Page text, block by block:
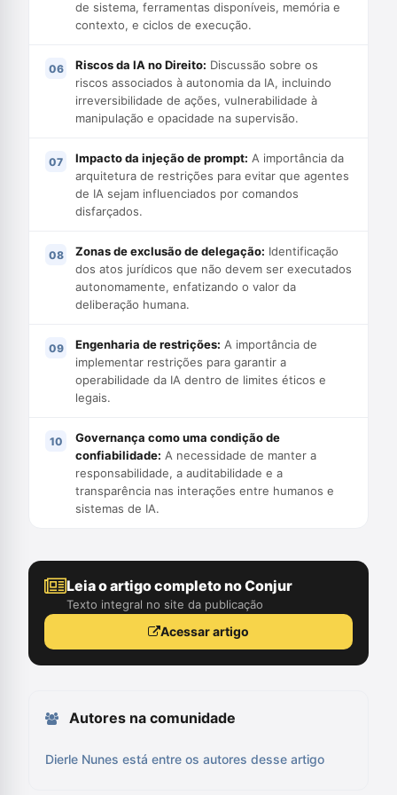
de sistema, ferramentas disponíveis, memória e
contexto, e ciclos de execução.
Riscos da IA no Direito: Discussão sobre os
riscos associados à autonomia da IA, incluindo
irreversibilidade de ações, vulnerabilidade à
manipulação e opacidade na supervisão.
Impacto da injeção de prompt: A importância da
arquitetura de restrições para evitar que agentes
de IA sejam influenciados por comandos
disfarçados.
Zonas de exclusão de delegação: Identificação
dos atos jurídicos que não devem ser executados
autonomamente, enfatizando o valor da
deliberação humana.
Engenharia de restrições: A importância de
implementar restrições para garantir a
operabilidade da IA dentro de limites éticos e
legais.
Governança como uma condição de
confiabilidade: A necessidade de manter a
responsabilidade, a auditabilidade e a
transparência nas interações entre humanos e
sistemas de IA.
Leia o artigo completo no Conjur
Texto integral no site da publicação
Acessar artigo
Autores na comunidade
Dierle Nunes está entre os autores desse artigo